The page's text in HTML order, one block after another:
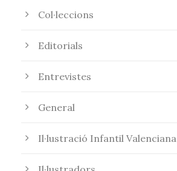
Col·leccions
Editorials
Entrevistes
General
Il·lustració Infantil Valenciana